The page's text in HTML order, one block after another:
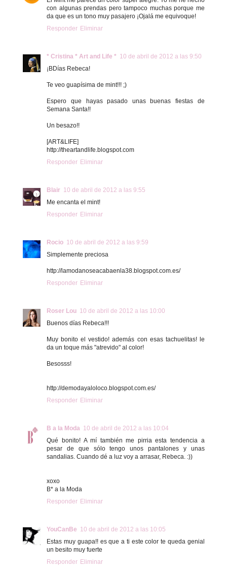
con algunas prendas pero tampoco muchas porque me
da que es un tono muy pasajero ¡Ojalá me equivoque!
Responder Eliminar
* Cristina * Art and Life * 10 de abril de 2012 a las 9:50
¡BDías Rebeca!
Te veo guapísima de mint!!! ;)
Espero que hayas pasado unas buenas fiestas de
Semana Santa!!
Un besazo!!
[ART&LIFE]
http://theartandlife.blogspot.com
Responder Eliminar
Blair 10 de abril de 2012 a las 9:55
Me encanta el mint!
Responder Eliminar
Rocio 10 de abril de 2012 a las 9:59
Simplemente preciosa
http://lamodanoseacabaenla38.blogspot.com.es/
Responder Eliminar
Roser Lou 10 de abril de 2012 a las 10:00
Buenos días Rebeca!!!
Muy bonito el vestido! además con esas tachuelitas! le
da un toque más "atrevido" al color!
Besosss!
http://demodayaloloco.blogspot.com.es/
Responder Eliminar
B a la Moda 10 de abril de 2012 a las 10:04
Qué bonito! A mí también me pirria esta tendencia a
pesar de que sólo tengo unos pantalones y unas
sandalias. Cuando dé a luz voy a arrasar, Rebeca. :))
xoxo
B* a la Moda
Responder Eliminar
YouCanBe 10 de abril de 2012 a las 10:05
Estas muy guapa!! es que a ti este color te queda genial
un besito muy fuerte
Responder Eliminar